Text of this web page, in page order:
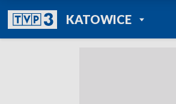
KATOWICEPOWRÓT DO
TVP REGIONY